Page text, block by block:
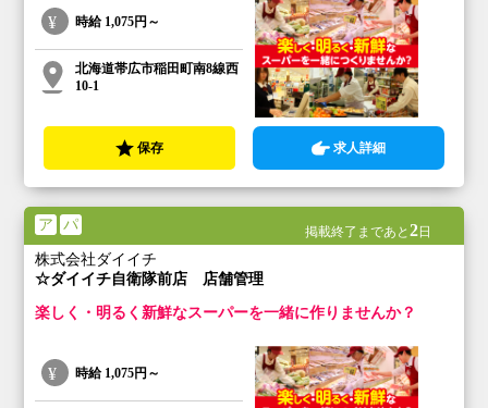
時給 1,075円～
北海道帯広市稲田町南8線西
10-1
保存 求人詳細
ア パ 掲載終了まであと 2日
株式会社ダイイチ
☆ダイイチ自衛隊前店 店舗管理
楽しく・明るく新鮮なスーパーを一緒に作りませんか？
時給 1,075円～